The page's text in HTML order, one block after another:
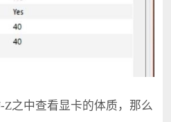
中查看显卡的体质，那么